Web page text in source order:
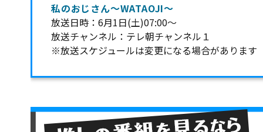
私のおじさん～WATAOJI～
放送日時：6月1日(土)07:00～
放送チャンネル：テレ朝チャンネル１
※放送スケジュールは変更になる場合があります